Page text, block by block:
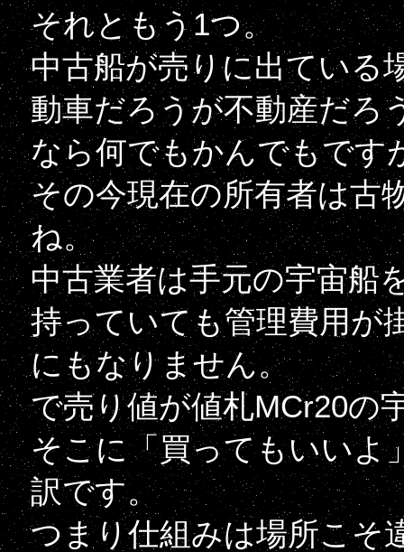
それともう1つ。
中古船が売りに出ている
動車だろうが不動産だろ
なら何でもかんでもです
その今現在の所有者は古
ね。
中古業者は手元の宇宙船
持っていても管理費用が
にもなりません。
で売り値が値札MCr20の
そこに「買ってもいいよ
訳です。
つまり仕組みは場所こそ